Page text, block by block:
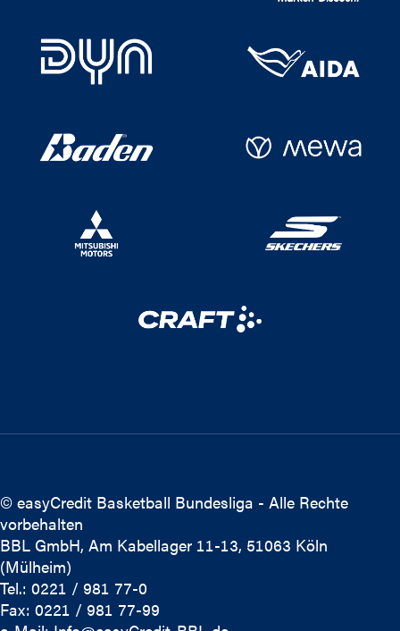
© easyCredit Basketball Bundesliga - Alle Rechte
vorbehalten
BBL GmbH, Am Kabellager 11-13, 51063 Köln
(Mülheim)
Tel.: 0221 / 981 77-0
Fax: 0221 / 981 77-99